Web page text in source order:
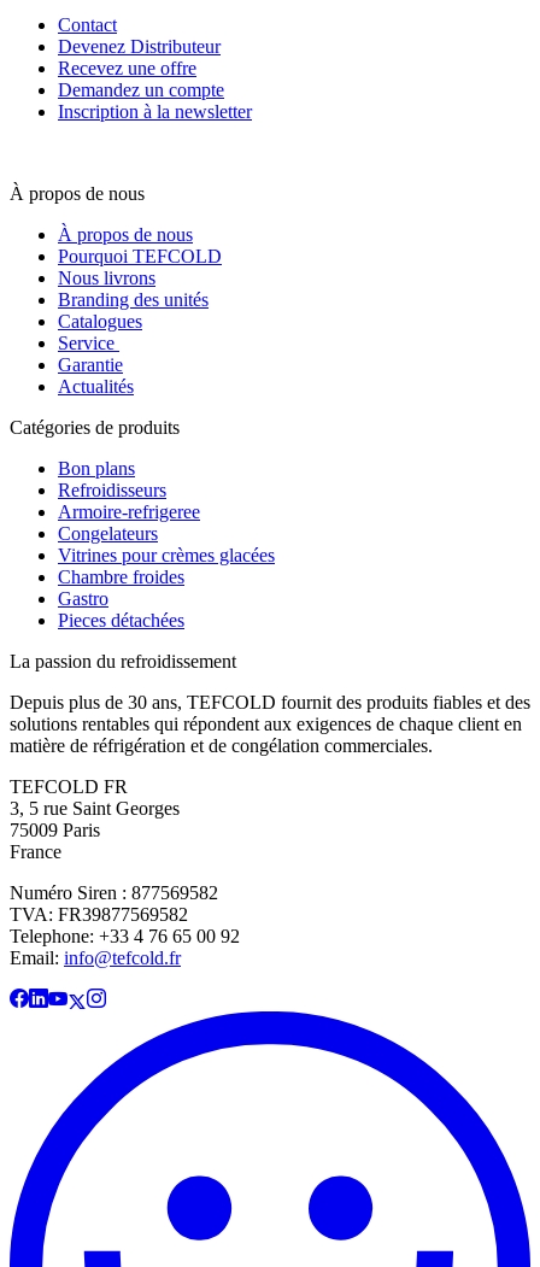
Contact
Devenez Distributeur
Recevez une offre
Demandez un compte
Inscription à la newsletter
À propos de nous
À propos de nous
Pourquoi TEFCOLD
Nous livrons
Branding des unités
Catalogues
Service
Garantie
Actualités
Catégories de produits
Bon plans
Refroidisseurs
Armoire-refrigeree
Congelateurs
Vitrines pour crèmes glacées
Chambre froides
Gastro
Pieces détachées
La passion du refroidissement
Depuis plus de 30 ans, TEFCOLD fournit des produits fiables et des
solutions rentables qui répondent aux exigences de chaque client en
matière de réfrigération et de congélation commerciales.
TEFCOLD FR
3, 5 rue Saint Georges
75009 Paris
France
Numéro Siren : 877569582
TVA: FR39877569582
Telephone: +33 4 76 65 00 92
Email: info@tefcold.fr